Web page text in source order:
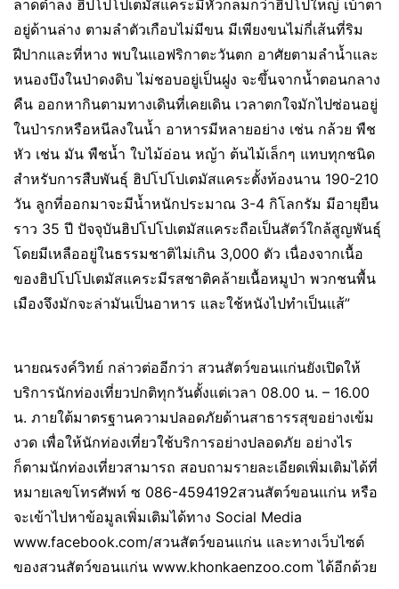
ลาดต่ำลง ฮิปโปโปเตมัสแคระมีหัวกลมกว่าฮิปโปใหญ่ เบ้าตา
อยู่ด้านล่าง ตามลำตัวเกือบไม่มีขน มีเพียงขนไม่กี่เส้นที่ริม
ฝีปากและที่หาง พบในแอฟริกาตะวันตก อาศัยตามลำน้ำและ
หนองบึงในป่าดงดิบ ไม่ชอบอยู่เป็นฝูง จะขึ้นจากน้ำตอนกลาง
คืน ออกหากินตามทางเดินที่เคยเดิน เวลาตกใจมักไปซ่อนอยู่
ในป่ารกหรือหนีลงในน้ำ อาหารมีหลายอย่าง เช่น กล้วย พืช
หัว เช่น มัน พืชน้ำ ใบไม้อ่อน หญ้า ต้นไม้เล็กๆ แทบทุกชนิด
สำหรับการสืบพันธุ์ ฮิปโปโปเตมัสแคระตั้งท้องนาน 190-210
วัน ลูกที่ออกมาจะมีน้ำหนักประมาณ 3-4 กิโลกรัม มีอายุยืน
ราว 35 ปี ปัจจุบันฮิปโปโปเตมัสแคระถือเป็นสัตว์ใกล้สูญพันธุ์
โดยมีเหลืออยู่ในธรรมชาติไม่เกิน 3,000 ตัว เนื่องจากเนื้อ
ของฮิปโปโปเตมัสแคระมีรสชาติคล้ายเนื้อหมูป่า พวกชนพื้น
เมืองจึงมักจะล่ามันเป็นอาหาร และใช้หนังไปทำเป็นแส้”
นายณรงค์วิทย์ กล่าวต่ออีกว่า สวนสัตว์ขอนแก่นยังเปิดให้
บริการนักท่องเที่ยวปกติทุกวันตั้งแต่เวลา 08.00 น. – 16.00
น. ภายใต้มาตรฐานความปลอดภัยด้านสาธารรสุขอย่างเข้ม
งวด เพื่อให้นักท่องเที่ยวใช้บริการอย่างปลอดภัย อย่างไร
ก็ตามนักท่องเที่ยวสามารถ สอบถามรายละเอียดเพิ่มเติมได้ที่
หมายเลขโทรศัพท์ ซ 086-4594192สวนสัตว์ขอนแก่น หรือ
จะเข้าไปหาข้อมูลเพิ่มเติมได้ทาง Social Media
www.facebook.com/สวนสัตว์ขอนแก่น และทางเว็บไซต์
ของสวนสัตว์ขอนแก่น www.khonkaenzoo.com ได้อีกด้วย